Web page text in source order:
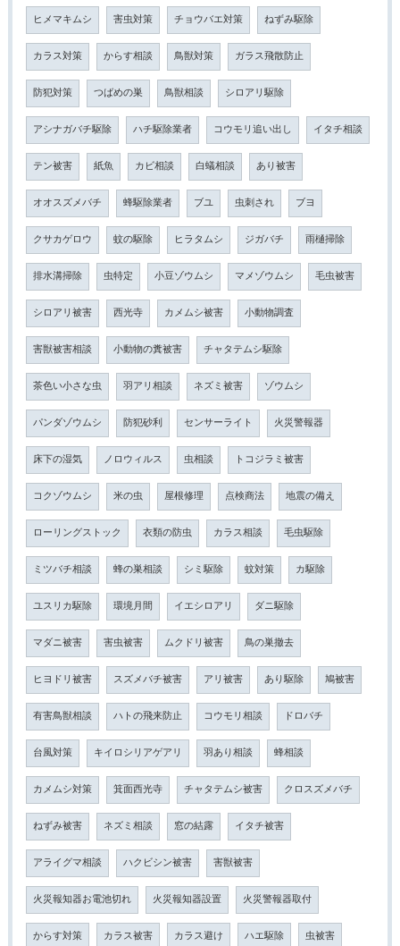
ヒメマキムシ 害虫対策 チョウバエ対策 ねずみ駆除
カラス対策 からす相談 鳥獣対策 ガラス飛散防止
防犯対策 つばめの巣 鳥獣相談 シロアリ駆除
アシナガバチ駆除 ハチ駆除業者 コウモリ追い出し イタチ相談
テン被害 紙魚 カビ相談 白蟻相談 あり被害
オオスズメバチ 蜂駆除業者 ブユ 虫刺され ブヨ
クサカゲロウ 蚊の駆除 ヒラタムシ ジガバチ 雨樋掃除
排水溝掃除 虫特定 小豆ゾウムシ マメゾウムシ 毛虫被害
シロアリ被害 西光寺 カメムシ被害 小動物調査
害獣被害相談 小動物の糞被害 チャタテムシ駆除
茶色い小さな虫 羽アリ相談 ネズミ被害 ゾウムシ
パンダゾウムシ 防犯砂利 センサーライト 火災警報器
床下の湿気 ノロウィルス 虫相談 トコジラミ被害
コクゾウムシ 米の虫 屋根修理 点検商法 地震の備え
ローリングストック 衣類の防虫 カラス相談 毛虫駆除
ミツバチ相談 蜂の巣相談 シミ駆除 蚊対策 カ駆除
ユスリカ駆除 環境月間 イエシロアリ ダニ駆除
マダニ被害 害虫被害 ムクドリ被害 鳥の巣撤去
ヒヨドリ被害 スズメバチ被害 アリ被害 あり駆除 鳩被害
有害鳥獣相談 ハトの飛来防止 コウモリ相談 ドロバチ
台風対策 キイロシリアゲアリ 羽あり相談 蜂相談
カメムシ対策 箕面西光寺 チャタテムシ被害 クロスズメバチ
ねずみ被害 ネズミ相談 窓の結露 イタチ被害
アライグマ相談 ハクビシン被害 害獣被害
火災報知器お電池切れ 火災報知器設置 火災警報器取付
からす対策 カラス被害 カラス避け ハエ駆除 虫被害